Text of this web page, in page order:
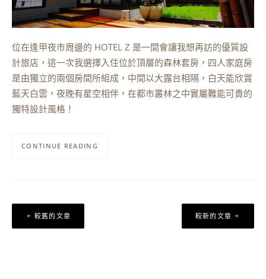
位在逢甲夜市周邊的 HOTEL Z 是一間會讓我想再訪的優質設
計旅店，這一次我選擇入住位於頂層的森林套房，四人家庭房
是由獨立的兩個房間所組成，中間以大露台相隔，白天能欣賞
藍天白雲，夜晚有星空相伴，在都市叢林之中實屬難能可貴的
獨特設計風格！
CONTINUE READING
章
較舊的文章 較新的文章